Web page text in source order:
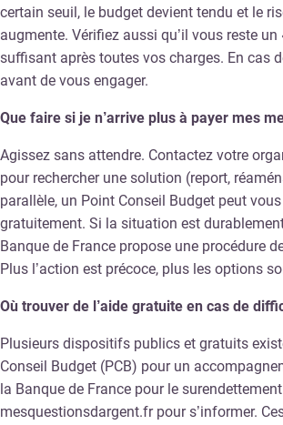
certain seuil, le budget devient tendu et le
augmente. Vérifiez aussi qu’il vous reste un
suffisant après toutes vos charges. En cas
avant de vous engager.
Que faire si je n’arrive plus à payer mes
Agissez sans attendre. Contactez votre
pour rechercher une solution (report,
parallèle, un Point Conseil Budget peut
gratuitement. Si la situation est
Banque de France propose une procédure
Plus l’action est précoce, plus les options
Où trouver de l’aide gratuite en cas de
Plusieurs dispositifs publics et gratuits
Conseil Budget (PCB) pour un
la Banque de France pour le
mesquestionsdargent.fr pour s’informer.